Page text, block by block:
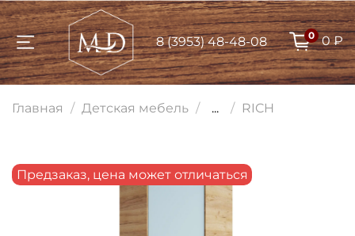
8 (3953) 48-48-08 0 0 ₽
Главная Детская мебель ... RICH
Предзаказ, цена может отличаться
Для клиентов всех банков